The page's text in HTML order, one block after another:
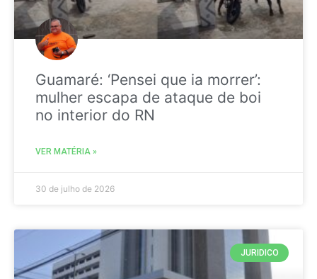
Guamaré: ‘Pensei que ia morrer’:
mulher escapa de ataque de boi
no interior do RN
VER MATÉRIA »
30 de julho de 2026
JURIDICO